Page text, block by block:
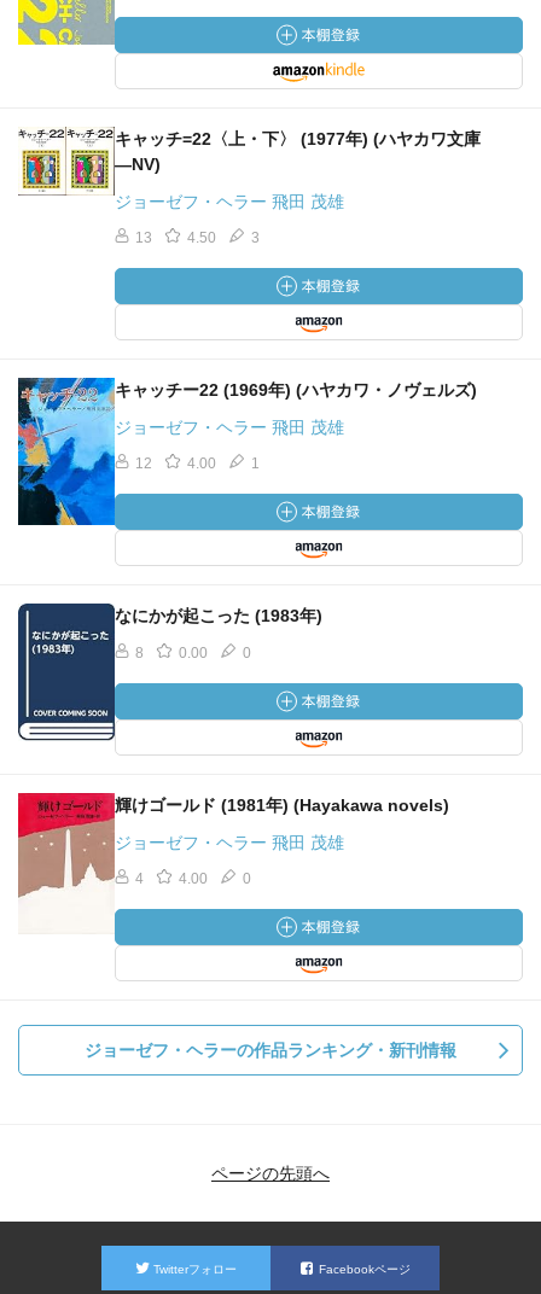
キャッチ=22〈上・下〉 (1977年) (ハヤカワ文庫
―NV)
ジョーゼフ・ヘラー 飛田 茂雄
13 4.50 3
キャッチー22 (1969年) (ハヤカワ・ノヴェルズ)
ジョーゼフ・ヘラー 飛田 茂雄
12 4.00 1
なにかが起こった (1983年)
8 0.00 0
輝けゴールド (1981年) (Hayakawa novels)
ジョーゼフ・ヘラー 飛田 茂雄
4 4.00 0
ジョーゼフ・ヘラーの作品ランキング・新刊情報
ページの先頭へ
Twitterフォロー Facebookページ